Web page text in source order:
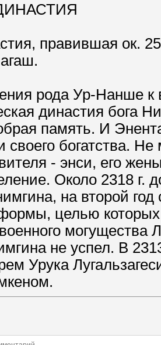
правившая ок.
рода Ур-Нанше к
династия бога
память. И
своего богатства.
- энси, его
Около 2318 г.
на второй
целью которых
могущества
не успел. В
Урука